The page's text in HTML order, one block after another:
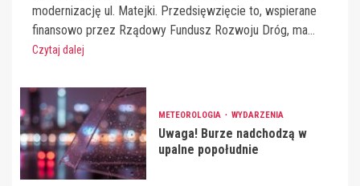
modernizację ul. Matejki. Przedsięwzięcie to, wspierane
finansowo przez Rządowy Fundusz Rozwoju Dróg, ma...
Czytaj dalej
METEOROLOGIA WYDARZENIA
Uwaga! Burze nadchodzą w
upalne popołudnie